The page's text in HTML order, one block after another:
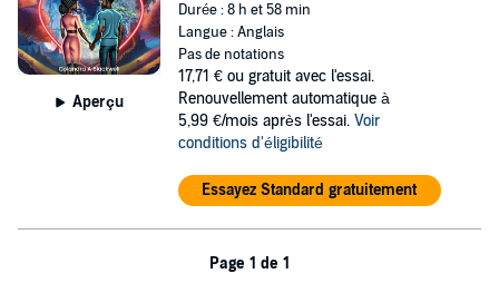
Aperçu
Durée : 8 h et 58 min
Langue : Anglais
Pas de notations
17,71 € ou gratuit avec l'essai.
Renouvellement automatique à
5,99 €/mois après l'essai. Voir
conditions d'éligibilité
Essayez Standard gratuitement
Page 1 de 1